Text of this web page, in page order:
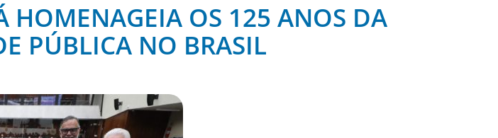
HOMENAGEIA OS 125 ANOS DA
PÚBLICA NO BRASIL